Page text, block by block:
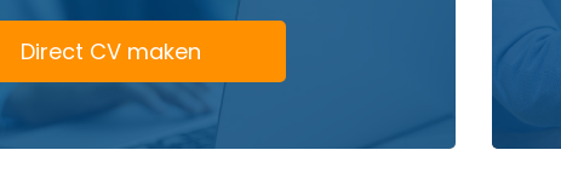
Direct CV maken